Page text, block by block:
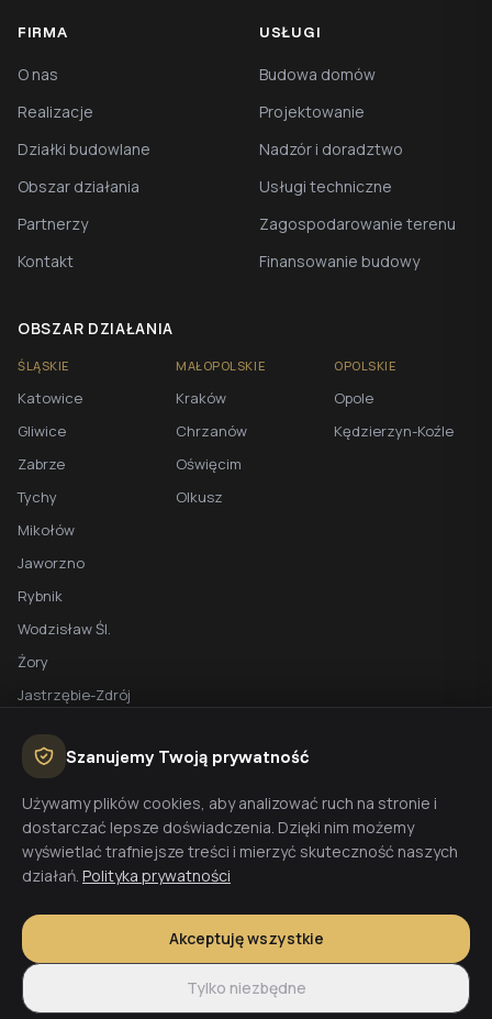
FIRMA
O nas
Realizacje
Działki budowlane
Obszar działania
Partnerzy
Kontakt
USŁUGI
Budowa domów
Projektowanie
Nadzór i doradztwo
Usługi techniczne
Zagospodarowanie terenu
Finansowanie budowy
OBSZAR DZIAŁANIA
ŚLĄSKIE
Katowice
Gliwice
Zabrze
Tychy
Mikołów
Jaworzno
Rybnik
Wodzisław Śl.
Żory
Jastrzębie-Zdrój
MAŁOPOLSKIE
Kraków
Chrzanów
Oświęcim
Olkusz
OPOLSKIE
Opole
Kędzierzyn-Koźle
BEZPŁATNA WYCENA
Planujesz budowę domu? Skontaktuj się z nami - przygotujemy
wycenę w 48h.
Wyceń budowę
© 2026 CoreLTB Builders sp. z o.o. Wszelkie prawa zastrzeżone.
Szanujemy Twoją prywatność
Używamy plików cookies, aby analizować ruch na stronie i
dostarczać lepsze doświadczenia. Dzięki nim możemy
wyświetlać trafniejsze treści i mierzyć skuteczność naszych
działań. Polityka prywatności
Akceptuję wszystkie
Tylko niezbędne